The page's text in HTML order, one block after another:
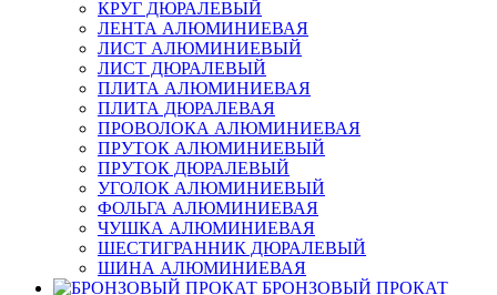
КРУГ ДЮРАЛЕВЫЙ
ЛЕНТА АЛЮМИНИЕВАЯ
ЛИСТ АЛЮМИНИЕВЫЙ
ЛИСТ ДЮРАЛЕВЫЙ
ПЛИТА АЛЮМИНИЕВАЯ
ПЛИТА ДЮРАЛЕВАЯ
ПРОВОЛОКА АЛЮМИНИЕВАЯ
ПРУТОК АЛЮМИНИЕВЫЙ
ПРУТОК ДЮРАЛЕВЫЙ
УГОЛОК АЛЮМИНИЕВЫЙ
ФОЛЬГА АЛЮМИНИЕВАЯ
ЧУШКА АЛЮМИНИЕВАЯ
ШЕСТИГРАННИК ДЮРАЛЕВЫЙ
ШИНА АЛЮМИНИЕВАЯ
БРОНЗОВЫЙ ПРОКАТ